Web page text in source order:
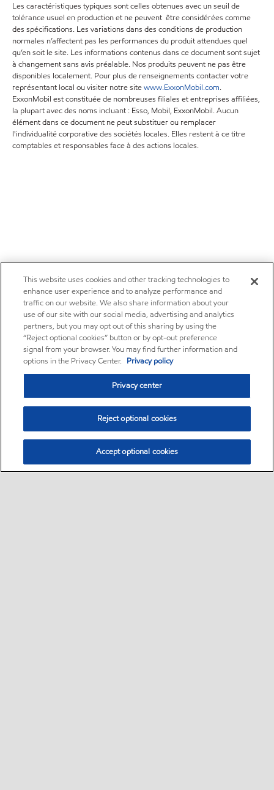
Les caractéristiques typiques sont celles obtenues avec un seuil de
tolérance usuel en production et ne peuvent être considérées comme
des spécifications. Les variations dans des conditions de production
normales n’affectent pas les performances du produit attendues quel
qu’en soit le site. Les informations contenus dans ce document sont sujet
à changement sans avis préalable. Nos produits peuvent ne pas être
disponibles localement. Pour plus de renseignements contacter votre
représentant local ou visiter notre sitewww.ExxonMobil.com.
ExxonMobil est constituée de nombreuses filiales et entreprises affiliées,
la plupart avec des noms incluant : Esso, Mobil, ExxonMobil. Aucun
élément dans ce document ne peut substituer ou remplacer
l'individualité corporative des sociétés locales. Elles restent à ce titre
comptables et responsables face à des actions locales.
This website uses cookies and other tracking technologies to
enhance user experience and to analyze performance and
traffic on our website. We also share information about your
use of our site with our social media, advertising and analytics
partners, but you may opt out of this sharing by using the
“Reject optional cookies” button or by opt-out preference
signal from your browser. You may find further information and
options in the Privacy Center. Privacy policy
Privacy center
Reject optional cookies
Accept optional cookies